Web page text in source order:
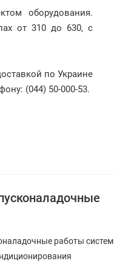
оборудования.
от 310 до 630, с
по Украине
(044) 50-000-53.
работы систем